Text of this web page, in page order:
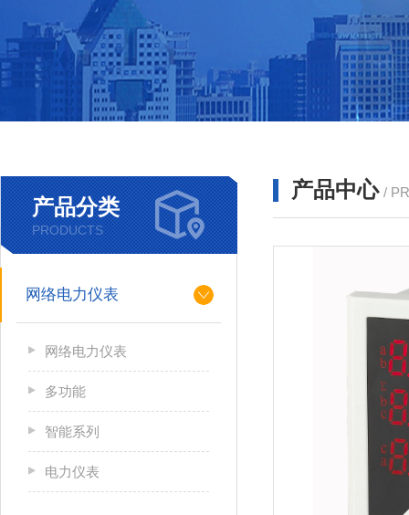
产品分类
PRODUCTS
网络电力仪表
网络电力仪表
多功能
智能系列
电力仪表
产品中心 /